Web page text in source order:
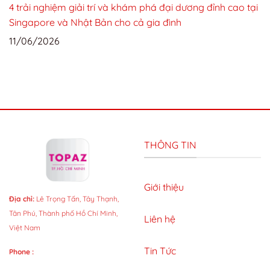
4 trải nghiệm giải trí và khám phá đại dương đỉnh cao tại
Singapore và Nhật Bản cho cả gia đình
11/06/2026
Địa chỉ: Lê Trọng Tấn, Tây Thạnh,
Tân Phú, Thành phố Hồ Chí Minh,
Việt Nam
Phone :
THÔNG TIN
Giới thiệu
Liên hệ
Tin Tức